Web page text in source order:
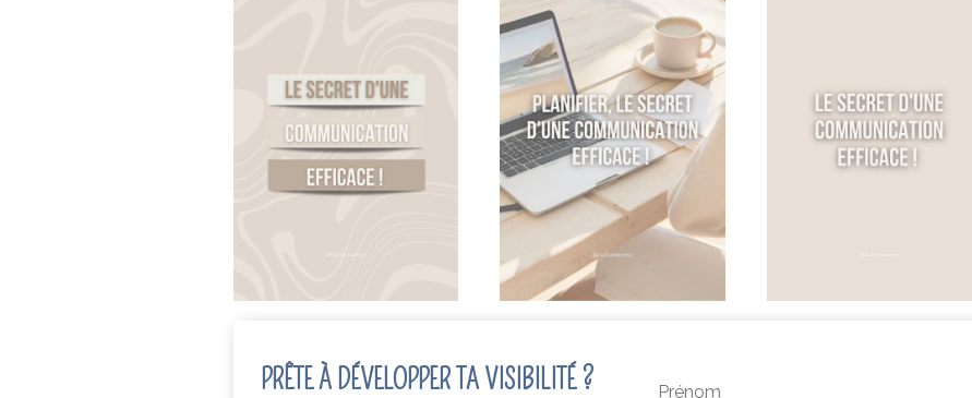
PRÊTE À DÉVELOPPER TA VISIBILITÉ ?